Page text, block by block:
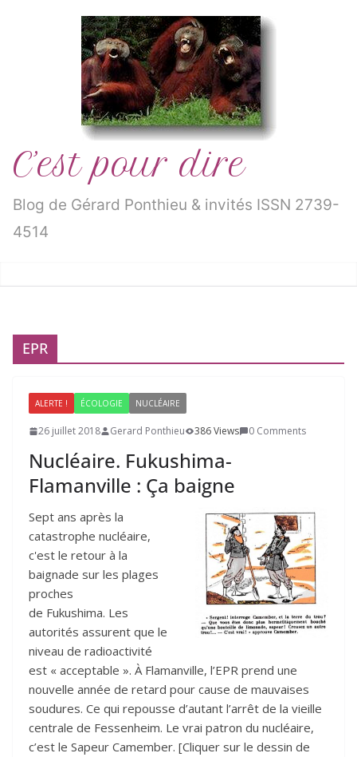
C’est pour dire
Blog de Gérard Ponthieu & invités ISSN 2739-
4514
EPR
ALERTE ! ÉCOLOGIE NUCLÉAIRE
26 juillet 2018 Gerard Ponthieu 386 Views 0 Comments
Nucléaire. Fukushima-
Flamanville : Ça baigne
Sept ans après la
catastrophe nucléaire,
c'est le retour à la
baignade sur les plages
proches
de Fukushima. Les
autorités assurent que le
niveau de radioactivité
est « acceptable ». À Flamanville, l’EPR prend une
nouvelle année de retard pour cause de mauvaises
soudures. Ce qui repousse d’autant l’arrêt de la vieille
centrale de Fessenheim. Le vrai patron du nucléaire,
c’est le Sapeur Camember. [Cliquer sur le dessin de